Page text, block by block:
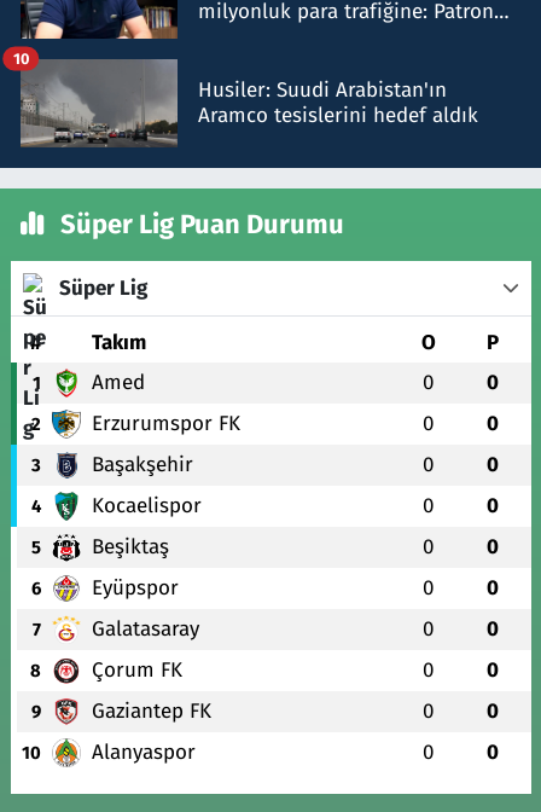
milyonluk para trafiğine: Patron
Husiler: Suudi Arabistan'ın
Aramco tesislerini hedef aldık
10
Süper Lig Puan Durumu
Süper Lig
# Takım O P
1 Amed 0 0
2 Erzurumspor FK 0 0
3 Başakşehir 0 0
4 Kocaelispor 0 0
5 Beşiktaş 0 0
6 Eyüpspor 0 0
7 Galatasaray 0 0
8 Çorum FK 0 0
9 Gaziantep FK 0 0
10 Alanyaspor 0 0